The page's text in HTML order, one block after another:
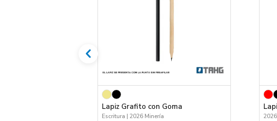
Lapiz Grafito con Goma
Escritura | 2026 Minería